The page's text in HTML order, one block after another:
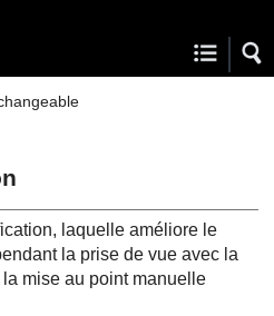
laquelle améliore le
la prise de vue avec la
mise au point manuelle